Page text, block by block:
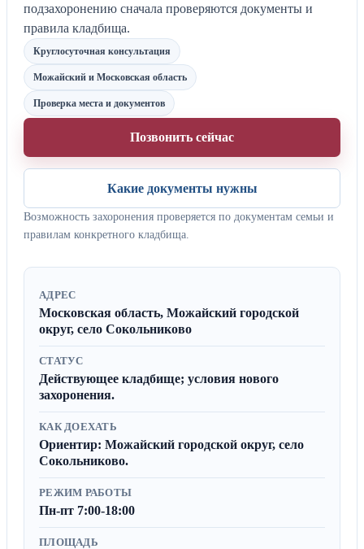
подзахоронению сначала проверяются документы и
правила кладбища.
Круглосуточная консультация
Можайский и Московская область
Проверка места и документов
Позвонить сейчас
Какие документы нужны
Возможность захоронения проверяется по документам семьи и
правилам конкретного кладбища.
АДРЕС
Московская область, Можайский городской
округ, село Сокольниково
СТАТУС
Действующее кладбище; условия нового
захоронения.
КАК ДОЕХАТЬ
Ориентир: Можайский городской округ, село
Сокольниково.
РЕЖИМ РАБОТЫ
Пн-пт 7:00-18:00
ПЛОЩАДЬ